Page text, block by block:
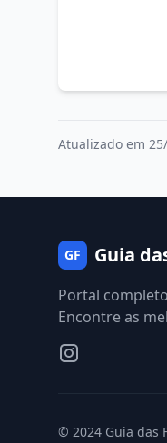
Atualizado em
GF Guia
Portal
Encontre as
© 2024 Guia das